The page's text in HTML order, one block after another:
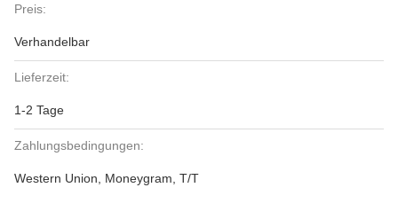
Preis:
Verhandelbar
Lieferzeit:
1-2 Tage
Zahlungsbedingungen:
Western Union, Moneygram, T/T